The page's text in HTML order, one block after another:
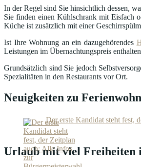
In der Regel sind Sie hinsichtlich dessen,
Sie finden einen Kühlschrank mit Eisfach
Küche ist zusätzlich mit einer
Ist Ihre Wohnung an ein dazugehörendes
Leistungen im Übernachtungspreis
Grundsätzlich sind Sie jedoch
Spezialitäten in den Restaurants vor Ort.
Neuigkeiten zu
Der erste Kandidat steht fest,
Urlaub mit viel Freiheiten